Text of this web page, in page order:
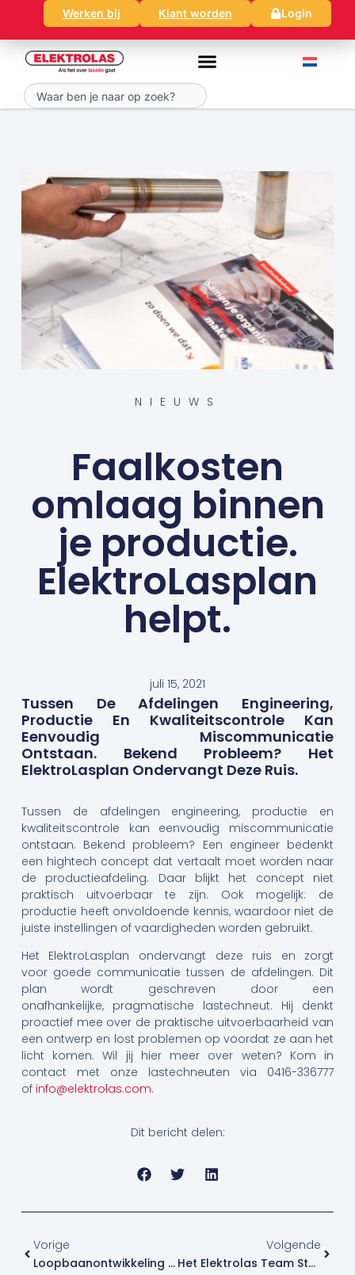
inhoud
Login
Klant worden
Werken bij
Zoeken
NIEUWS
Faalkosten
omlaag binnen
je productie.
ElektroLasplan
helpt.
juli 15, 2021
Tussen De Afdelingen Engineering,
Productie En Kwaliteitscontrole Kan
Eenvoudig Miscommunicatie
Ontstaan. Bekend Probleem? Het
ElektroLasplan Ondervangt Deze Ruis.
Tussen de afdelingen engineering, productie en
kwaliteitscontrole kan eenvoudig miscommunicatie
ontstaan. Bekend probleem? Een engineer bedenkt
een hightech concept dat vertaalt moet worden naar
de productieafdeling. Daar blijkt het concept niet
praktisch uitvoerbaar te zijn. Ook mogelijk: de
productie heeft onvoldoende kennis, waardoor niet de
juiste instellingen of vaardigheden worden gebruikt.
Het ElektroLasplan ondervangt deze ruis en zorgt
voor goede communicatie tussen de afdelingen. Dit
plan wordt geschreven door een
onafhankelijke, pragmatische lastechneut. Hij denkt
proactief mee over de praktische uitvoerbaarheid van
een ontwerp en lost problemen op voordat ze aan het
licht komen. Wil jij hier meer over weten? Kom in
contact met onze lastechneuten via 0416-336777
of info@elektrolas.com.
Dit bericht delen:
Vorige
Loopbaanontwikkeling Voor Kennisbehoud In Je Bedrijf
Volgende
Het Elektrolas Team Staat De Gehele Zomer Voor Je Klaar!